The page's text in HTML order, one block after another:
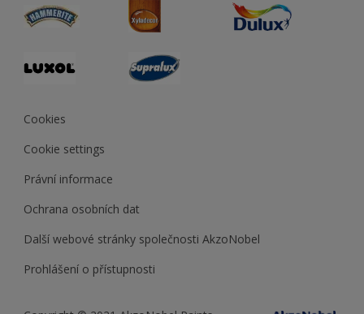
duluxpredajnafarieb.sk
Cookies
Cookie settings
Právní informace
Ochrana osobních dat
Další webové stránky společnosti AkzoNobel
Prohlášení o přístupnosti